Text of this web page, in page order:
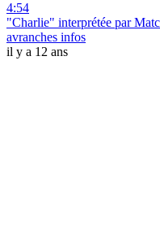
4:54
"Charlie" interprétée par
avranches infos
il y a 12 ans